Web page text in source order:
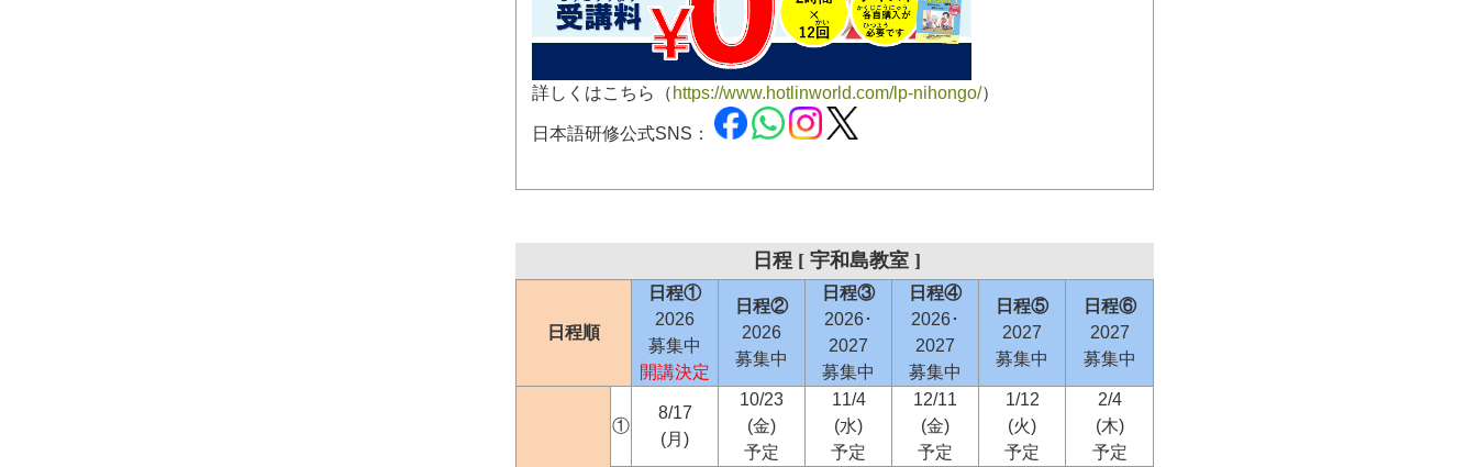
詳しくはこちら（ https://www.hotlinworld.com/lp-nihongo/）
日本語研修公式SNS：
日程 [ 宇和島教室 ]
日程順
日程①
2026
募集中
開講決定
日程②
2026
募集中
日程③
2026･
2027
募集中
日程④
2026･
2027
募集中
日程⑤
2027
募集中
日程⑥
2027
募集中
①
8/17
(月)
10/23
(金)
予定
11/4
(水)
予定
12/11
(金)
予定
1/12
(火)
予定
2/4
(木)
予定